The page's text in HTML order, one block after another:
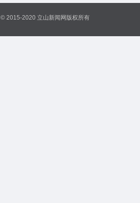
© 2015-2020 立山新闻网版权所有